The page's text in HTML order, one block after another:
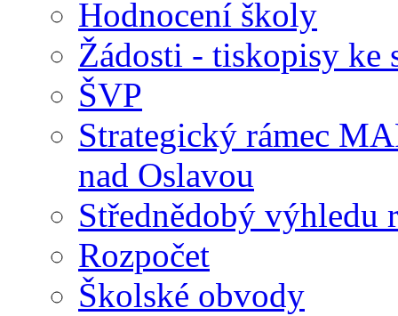
Hodnocení školy
Žádosti - tiskopisy ke
ŠVP
Strategický rámec
nad Oslavou
Střednědobý výhledu
Rozpočet
Školské obvody